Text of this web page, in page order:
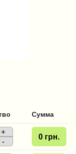
Сумма
+
-
0 грн.